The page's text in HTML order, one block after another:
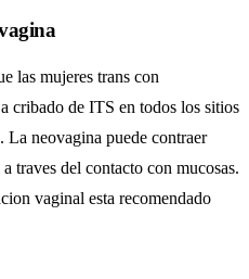
las mujeres trans con
cribado de ITS en todos los sitios
neovagina puede contraer
traves del contacto con mucosas.
vaginal esta recomendado